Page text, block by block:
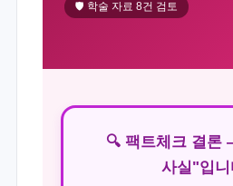
🛡️ 학술 자료 8건 검토
🔍 팩트체크 결론
사실"입니